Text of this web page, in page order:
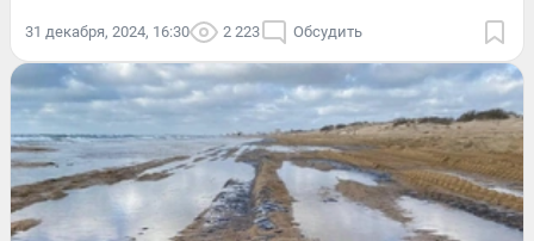
31 декабря, 2024, 16:30 2 223 Обсудить